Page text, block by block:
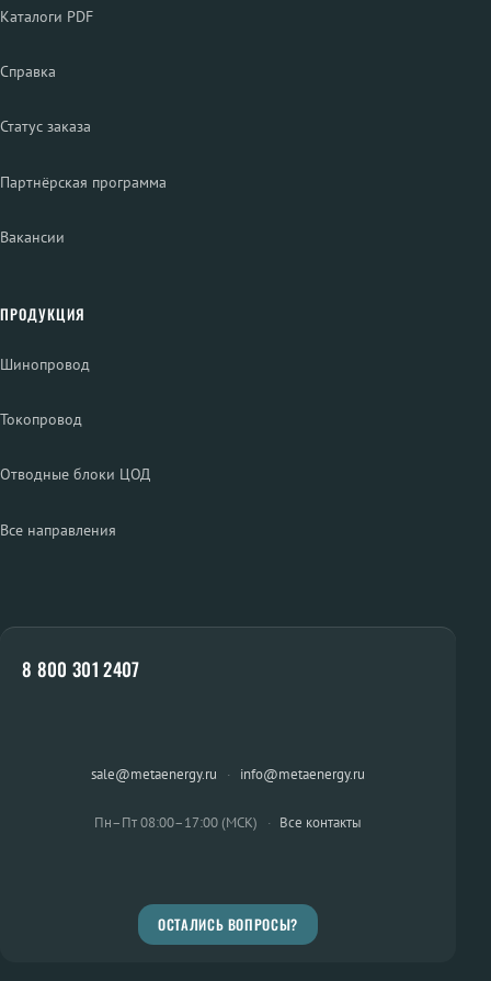
Каталоги PDF
Справка
Статус заказа
Партнёрская программа
Вакансии
ПРОДУКЦИЯ
Шинопровод
Токопровод
Отводные блоки ЦОД
Все направления
8 800 301 2407
sale@metaenergy.ru · info@metaenergy.ru
Пн–Пт 08:00–17:00 (МСК) · Все контакты
ОСТАЛИСЬ ВОПРОСЫ?